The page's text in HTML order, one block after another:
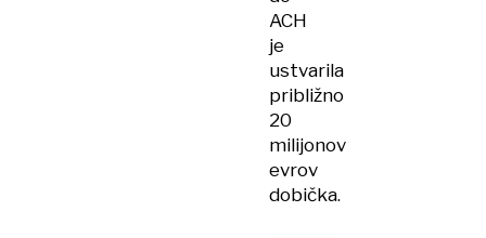
ACH
je
ustvarila
približno
20
milijonov
evrov
dobička.